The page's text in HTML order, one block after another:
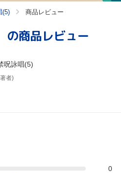
(5) 商品レビュー
の商品レビュー
呪詠唱(5)
者)
0